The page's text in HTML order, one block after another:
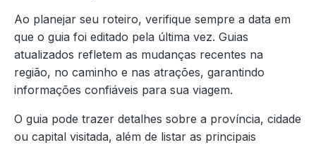
Ao planejar seu roteiro, verifique sempre a data em
que o guia foi editado pela última vez. Guias
atualizados refletem as mudanças recentes na
região, no caminho e nas atrações, garantindo
informações confiáveis para sua viagem.
O guia pode trazer detalhes sobre a província, cidade
ou capital visitada, além de listar as principais